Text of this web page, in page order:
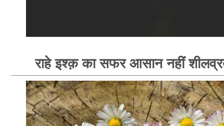
राहे इश्क़ का सफर आसान नहीं